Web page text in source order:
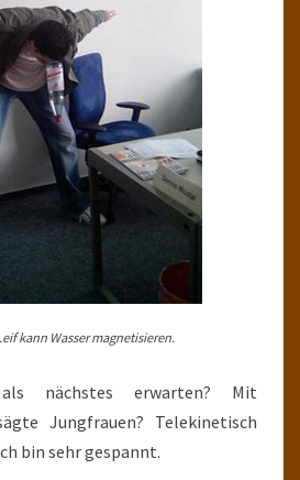
kann Wasser magnetisieren.
nächstes erwarten? Mit
Jungfrauen? Telekinetisch
bin sehr gespannt.